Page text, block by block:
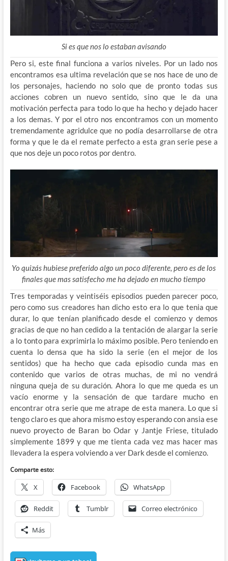
Si es que nos lo estaban avisando
Pero si, este final funciona a varios niveles. Por un lado nos
encontramos esa ultima revelación que se nos hace de uno de
los personajes, haciendo no solo que de pronto todas sus
acciones cobren un nuevo sentido, sino que le da una
motivación perfecta para todo lo que ha hecho y dejado hacer
a los demas. Y por el otro nos encontramos con un momento
tremendamente agridulce que no podía desarrollarse de otra
forma y que le da el remate perfecto a esta gran serie pese a
que nos deje un poco rotos por dentro.
Yo quizás hubiese preferido algo un poco diferente, pero es de los
finales que mas satisfecho me ha dejado en mucho tiempo
Tres temporadas y veintiséis episodios pueden parecer poco,
pero como sus creadores han dicho esto era lo que tenia que
durar, lo que tenían planificado desde el comienzo y demos
gracias de que no han cedido a la tentación de alargar la serie
a lo tonto para exprimirla lo máximo posible. Pero teniendo en
cuenta lo densa que ha sido la serie (en el mejor de los
sentidos) que ha hecho que cada episodio cunda mas en
contenido que varios de otras muchas, de mi no vendrá
ninguna queja de su duración. Ahora lo que me queda es un
vacío enorme y la sensación de que tardare mucho en
encontrar otra serie que me atrape de esta manera. Lo que si
tengo claro es que ahora mismo estoy esperando con ansia ese
nuevo proyecto de Baran bo Odar y Jantje Friese, titulado
simplemente 1899 y que me tienta cada vez mas hacer mas
llevadera la espera volviendo a ver Dark desde el comienzo.
Comparte esto:
X Facebook WhatsApp
Reddit Tumblr Correo electrónico
Más